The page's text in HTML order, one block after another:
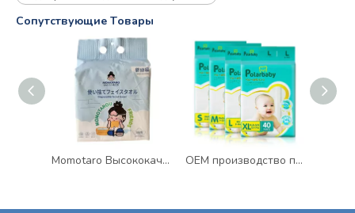
Cопутствующие Tовары
Momotaro Высококачественные одноразовые очищающие сухие полотенца для лица, объемные полотенца для мытья лица из 100% хлопка OEM производство подгузников для младенцев оптовая продажа одноразовые подгузники для новорожденных подгузники для новорожденных